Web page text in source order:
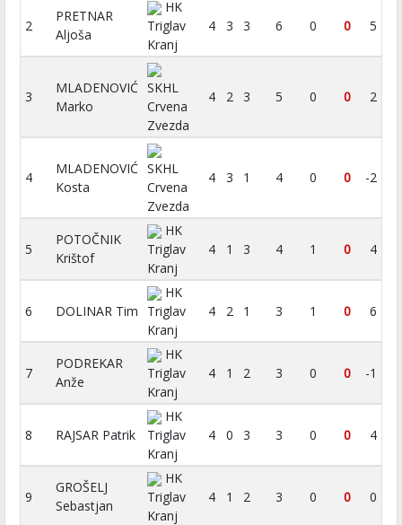
2
PRETNAR
Aljoša
HK
Triglav
Kranj
4 3 3 6 0 0 5
3
MLADENOVIĆ
Marko
SKHL
Crvena
Zvezda
4 2 3 5 0 0 2
4
MLADENOVIĆ
Kosta
SKHL
Crvena
Zvezda
4 3 1 4 0 0 -2
5
POTOČNIK
Krištof
HK
Triglav
Kranj
4 1 3 4 1 0 4
6 DOLINAR Tim
HK
Triglav
Kranj
4 2 1 3 1 0 6
7
PODREKAR
Anže
HK
Triglav
Kranj
4 1 2 3 0 0 -1
8 RAJSAR Patrik
HK
Triglav
Kranj
4 0 3 3 0 0 4
9
GROŠELJ
Sebastjan
HK
Triglav
Kranj
4 1 2 3 0 0 0